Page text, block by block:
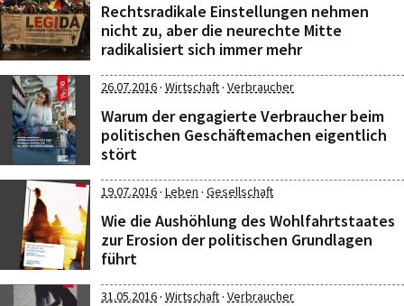
Rechtsradikale Einstellungen nehmen
nicht zu, aber die neurechte Mitte
radikalisiert sich immer mehr
26.07.2016· Wirtschaft· Verbraucher
Warum der engagierte Verbraucher beim
politischen Geschäftemachen eigentlich
stört
19.07.2016· Leben · Gesellschaft
Wie die Aushöhlung des Wohlfahrtstaates
zur Erosion der politischen Grundlagen
führt
31.05.2016· Wirtschaft· Verbraucher